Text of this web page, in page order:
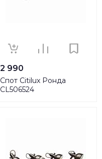
2 990
Спот Citilux Ронда
CL506524